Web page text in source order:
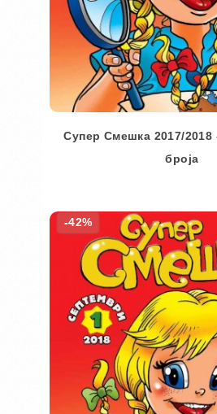
Супер Смешка 2017/
броја
Во
Додај во
Додај за
-42%